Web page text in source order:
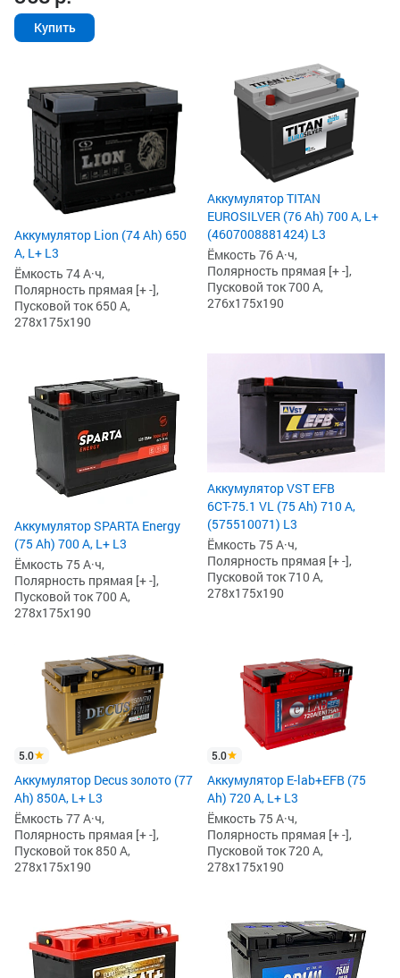
Купить
Аккумулятор Lion (74 Ah) 650
А, L+ L3
Ёмкость 74 А·ч,
Полярность прямая [+ -],
Пусковой ток 650 А,
278x175x190
Аккумулятор TITAN
EUROSILVER (76 Ah) 700 А, L+
(4607008881424) L3
Ёмкость 76 А·ч,
Полярность прямая [+ -],
Пусковой ток 700 А,
276x175x190
Аккумулятор SPARTA Energy
(75 Ah) 700 А, L+ L3
Ёмкость 75 А·ч,
Полярность прямая [+ -],
Пусковой ток 700 А,
278x175x190
Аккумулятор VST EFB
6СТ-75.1 VL (75 Ah) 710 А,
(575510071) L3
Ёмкость 75 А·ч,
Полярность прямая [+ -],
Пусковой ток 710 А,
278x175x190
5.0
Аккумулятор Decus золото (77
Ah) 850A, L+ L3
Ёмкость 77 А·ч,
Полярность прямая [+ -],
Пусковой ток 850 А,
278x175x190
5.0
Аккумулятор E-lab+EFB (75
Ah) 720 А, L+ L3
Ёмкость 75 А·ч,
Полярность прямая [+ -],
Пусковой ток 720 А,
278x175x190